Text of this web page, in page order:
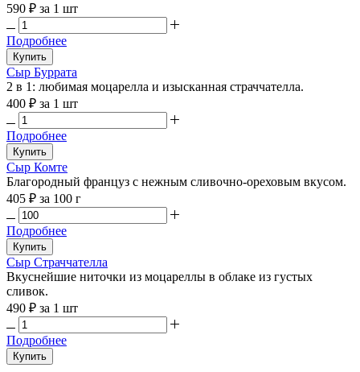
590 ₽ за 1 шт
Подробнее
Купить
Сыр Буррата
2 в 1: любимая моцарелла и изысканная страччателла.
400 ₽ за 1 шт
Подробнее
Купить
Сыр Комте
Благородный француз с нежным сливочно-ореховым вкусом.
405 ₽ за 100 г
Подробнее
Купить
Сыр Страччателла
Вкуснейшие ниточки из моцареллы в облаке из густых
сливок.
490 ₽ за 1 шт
Подробнее
Купить